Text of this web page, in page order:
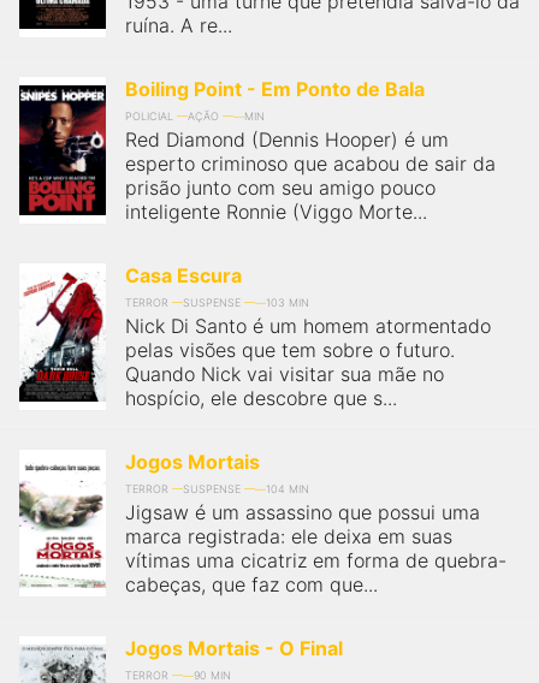
ruína. A re...
Boiling Point - Em Ponto de Bala
POLICIAL AÇÃO MIN
Red Diamond (Dennis Hooper) é um
esperto criminoso que acabou de sair da
prisão junto com seu amigo pouco
inteligente Ronnie (Viggo Morte...
Casa Escura
TERROR SUSPENSE 103 MIN
Nick Di Santo é um homem atormentado
pelas visões que tem sobre o futuro.
Quando Nick vai visitar sua mãe no
hospício, ele descobre que s...
Jogos Mortais
TERROR SUSPENSE 104 MIN
Jigsaw é um assassino que possui uma
marca registrada: ele deixa em suas
vítimas uma cicatriz em forma de quebra-
cabeças, que faz com que...
Jogos Mortais - O Final
TERROR 90 MIN